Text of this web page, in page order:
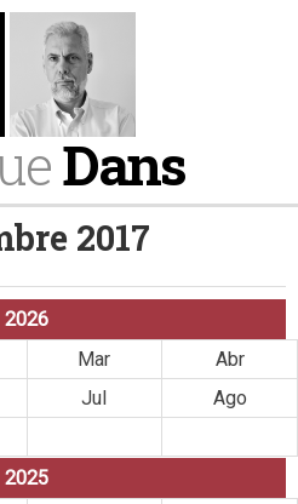
Dans
2017
2026
Mar
Abr
Jul
Ago
2025